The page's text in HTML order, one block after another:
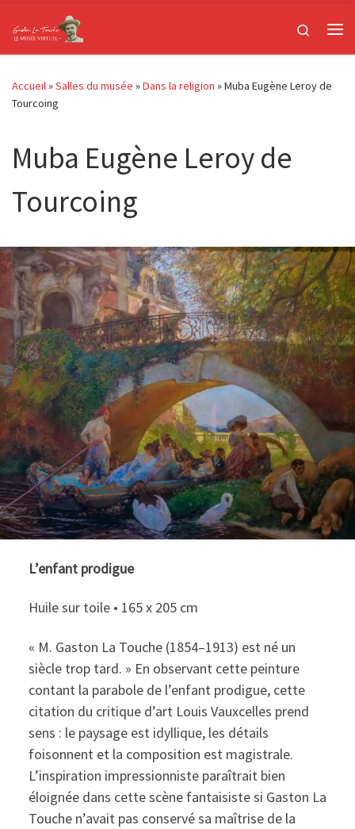
Passer au contenu
Search
Accueil»Salles du musée »Dans la religion »Muba Eugène Leroy de
Tourcoing
Muba Eugène Leroy de
Tourcoing
L’enfant prodigue
Huile sur toile • 165 x 205 cm
« M. Gaston La Touche (1854–1913) est né un
siècle trop tard. » En observant cette peinture
contant la parabole de l’enfant prodigue, cette
citation du critique d’art Louis Vauxcelles prend
sens : le paysage est idyllique, les détails
foisonnent et la composition est magistrale.
L’inspiration impressionniste paraîtrait bien
éloignée dans cette scène fantaisiste si Gaston La
Touche n’avait pas conservé sa maîtrise de la